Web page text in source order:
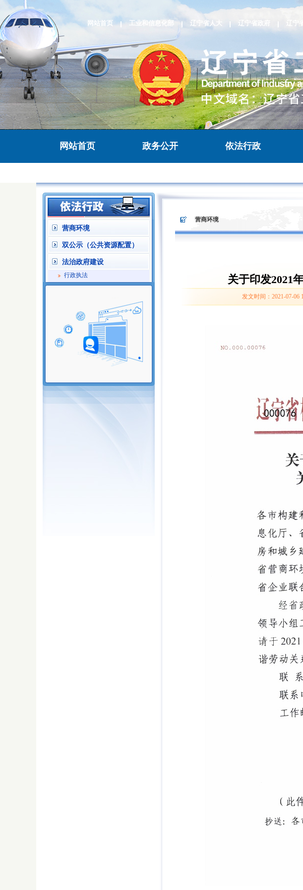
网站首页 工业和信息化部 辽宁省人大 辽宁省政府 辽宁
网站首页 政务公开 依法行政
营商环境
双公示（公共资源配置）
法治政府建设
行政执法
> 营商环境
关于印发2021
发文时间：2021-07-06